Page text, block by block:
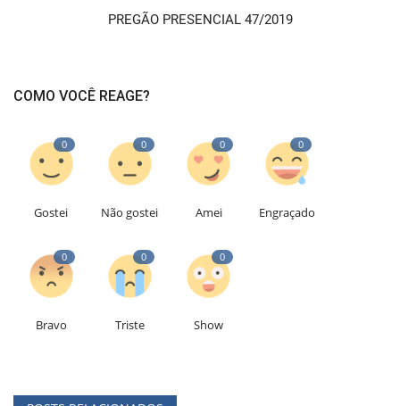
PREGÃO PRESENCIAL 47/2019
COMO VOCÊ REAGE?
0
Gostei
0
Não gostei
0
Amei
0
Engraçado
0
Bravo
0
Triste
0
Show